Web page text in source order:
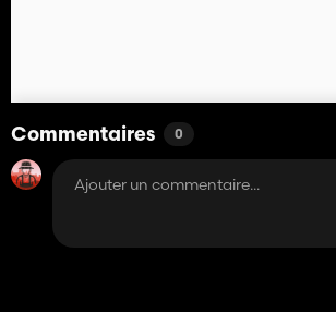
Commentaires 0